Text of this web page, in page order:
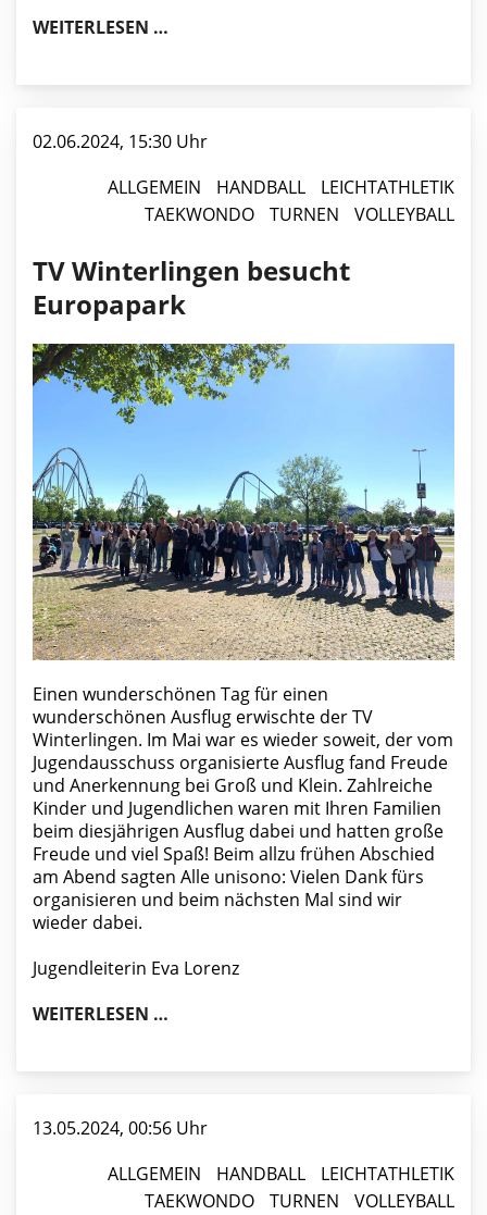
WEITERLESEN …
02.06.2024, 15:30 Uhr
ALLGEMEIN
HANDBALL
LEICHTATHLETIK
TAEKWONDO
TURNEN VOLLEYBALL
TV Winterlingen besucht
Europapark
Einen wunderschönen Tag für einen
wunderschönen Ausflug erwischte der TV
Winterlingen. Im Mai war es wieder soweit, der vom
Jugendausschuss organisierte Ausflug fand Freude
und Anerkennung bei Groß und Klein. Zahlreiche
Kinder und Jugendlichen waren mit Ihren Familien
beim diesjährigen Ausflug dabei und hatten große
Freude und viel Spaß! Beim allzu frühen Abschied
am Abend sagten Alle unisono: Vielen Dank fürs
organisieren und beim nächsten Mal sind wir
wieder dabei.
Jugendleiterin Eva Lorenz
WEITERLESEN …
13.05.2024, 00:56 Uhr
ALLGEMEIN
HANDBALL
LEICHTATHLETIK
TAEKWONDO
TURNEN VOLLEYBALL